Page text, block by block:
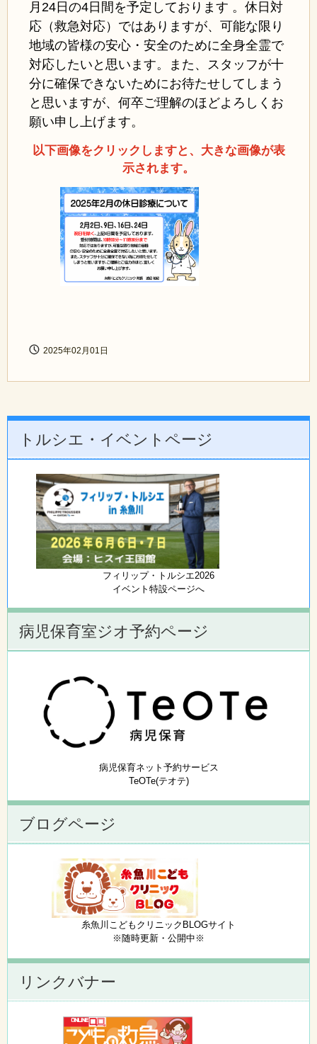
月24日の4日間を予定しております 。休日対
応（救急対応）ではありますが、可能な限り
地域の皆様の安心・安全のために全身全霊で
対応したいと思います。また、スタッフが十
分に確保できないためにお待たせしてしまう
と思いますが、何卒ご理解のほどよろしくお
願い申し上げます。
以下画像をクリックしますと、大きな画像が表
示されます。
2025年02月01日
トルシエ・イベントページ
フィリップ・トルシエ2026
イベント特設ページへ
病児保育室ジオ予約ページ
病児保育ネット予約サービス
TeOTe(テオテ)
ブログページ
糸魚川こどもクリニックBLOGサイト
※随時更新・公開中※
リンクバナー